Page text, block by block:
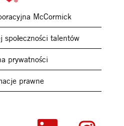
McCormick
społeczności talentów
prywatności
prawne
O
O